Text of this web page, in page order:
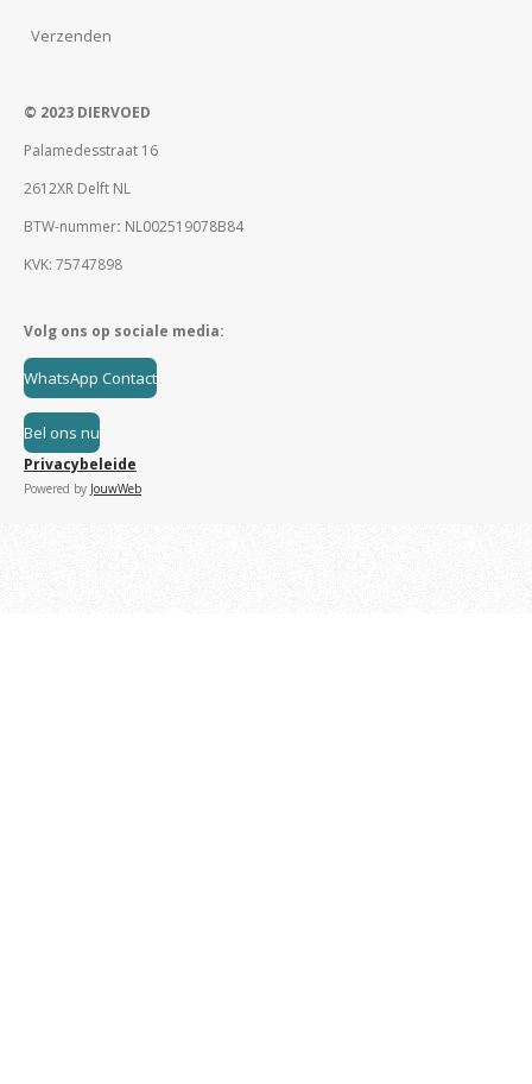
Verzenden
© 2023 DIERVOED
Palamedesstraat 16
2612XR Delft NL
BTW-nummer: NL002519078B84
KVK: 75747898
Volg ons op sociale media:
WhatsApp Contact
Bel ons nu
Privacybeleide
Powered by JouwWeb